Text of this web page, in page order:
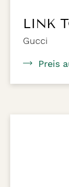
LINK
Gucci
Preis